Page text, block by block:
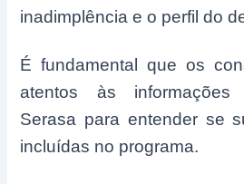
inadimplência e o perfil do
É fundamental que os
atentos às informações
Serasa para entender se
incluídas no programa.